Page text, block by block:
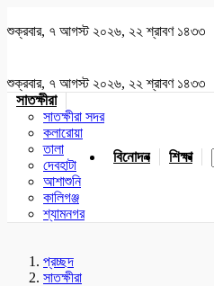
শুক্রবার, ৭ আগস্ট ২০২৬, ২২ শ্রাবণ ১৪৩৩
শুক্রবার, ৭ আগস্ট ২০২৬, ২২ শ্রাবণ ১৪৩৩
সাতক্ষীরা
সাতক্ষীরা সদর
কলারোয়া
তালা
দেবহাটা
আশাশুনি
কালিগঞ্জ
শ্যামনগর
বিনোদন শিক্ষা
প্রচ্ছদ
সাতক্ষীরা